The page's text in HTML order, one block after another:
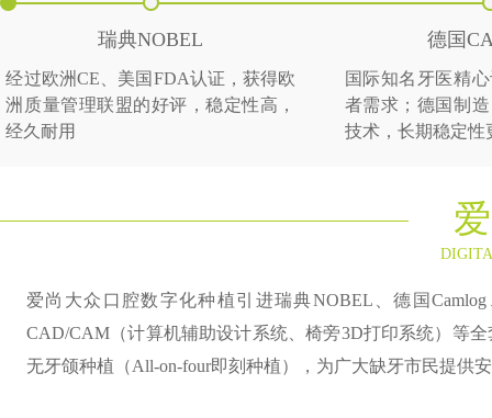
瑞典NOBEL
经过欧洲CE、美国FDA认证，获得欧
洲质量管理联盟的好评，稳定性高，
经久耐用
德国
国际知名牙医精
者需求；德国制
技术，长期稳定性
爱尚大众口腔数字化种植引进瑞典NOBEL、德国
CAD/CAM（计算机辅助设计系统、椅旁3D打印系统）等
无牙颌种植（All-on-four即刻种植），为广大缺牙市民提供